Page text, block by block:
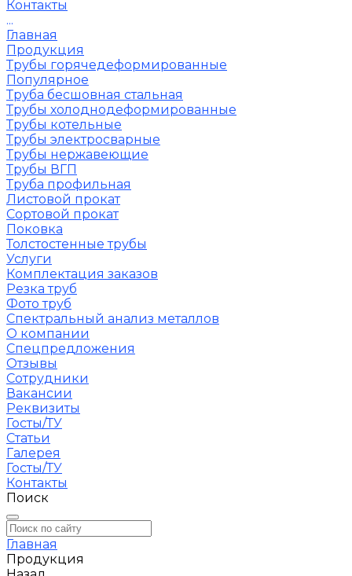
Контакты
...
Главная
Продукция
Трубы горячедеформированные
Популярное
Труба бесшовная стальная
Трубы холоднодеформированные
Трубы котельные
Трубы электросварные
Трубы нержавеющие
Трубы ВГП
Труба профильная
Листовой прокат
Сортовой прокат
Поковка
Толстостенные трубы
Услуги
Комплектация заказов
Резка труб
Фото труб
Спектральный анализ металлов
О компании
Спецпредложения
Отзывы
Сотрудники
Вакансии
Реквизиты
Госты/ТУ
Статьи
Галерея
Госты/ТУ
Контакты
Поиск
Главная
Продукция